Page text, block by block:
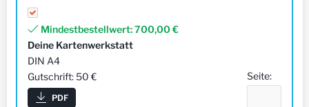
Mindestbestellwert:700,00 €
Deine Kartenwerkstatt
DIN A4
Gutschrift: 50 €
PDF
Seite: